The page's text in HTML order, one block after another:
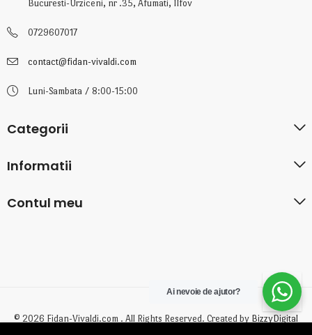
Bucuresti-Urziceni, nr .35, Afumati, Ilfov
0729607017
contact@fidan-vivaldi.com
Luni-Sambata / 8:00-15:00
Categorii
Informatii
Contul meu
© 2026 Fidan-Vivaldi.com . All Rights Reserved. Created by BizzyDigital
Ai nevoie de ajutor?